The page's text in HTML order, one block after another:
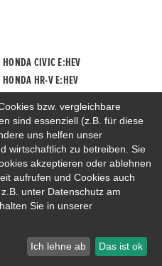
HONDA CIVIC E:HEV
HONDA HR-V E:HEV
bzw. vergleichbare
sind essenziell (z.B. für diese
uns helfen unser
wirtschaftlich zu betreiben. Sie
akzeptieren oder ablehnen
aufrufen und Cookies auch
unter Datenschutz am
Sie in unserer
Ich lehne ab Das ist ok